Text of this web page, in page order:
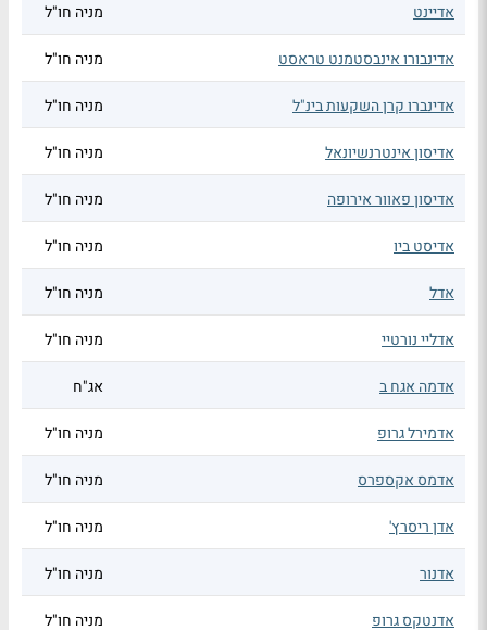
אדיינט מניה חו"ל
אדינבורו אינבסטמנט טראסט מניה חו"ל
אדינברו קרן השקעות בינ"ל מניה חו"ל
אדיסון אינטרנשיונאל מניה חו"ל
אדיסון פאוור אירופה מניה חו"ל
אדיסט ביו מניה חו"ל
אדל מניה חו"ל
אדליי נורטיי מניה חו"ל
אדמה אגח ב אג"ח
אדמירל גרופ מניה חו"ל
אדמס אקספרס מניה חו"ל
אדן ריסרץ' מניה חו"ל
אדנור מניה חו"ל
אדנטקס גרופ מניה חו"ל